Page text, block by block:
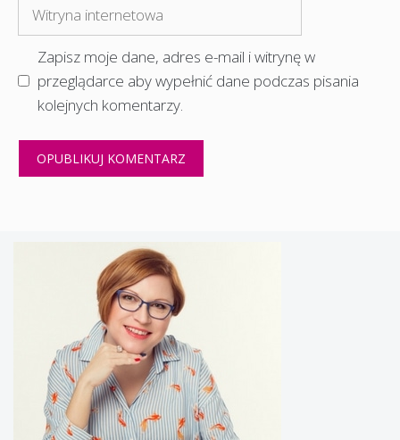
internetowa
Zapisz moje dane, adres e-mail i witrynę w
przeglądarce aby wypełnić dane podczas pisania
kolejnych komentarzy.